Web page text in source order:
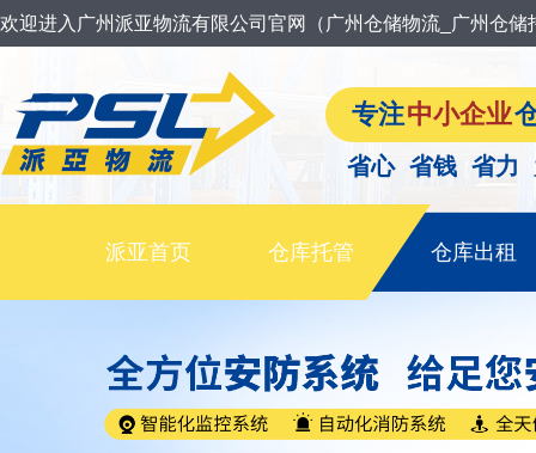
欢迎进入广州派亚物流有限公司官网（广州仓储物流_广州仓
专注中小企业
省心 省钱 省力
派亚首页 仓库托管 仓库出租